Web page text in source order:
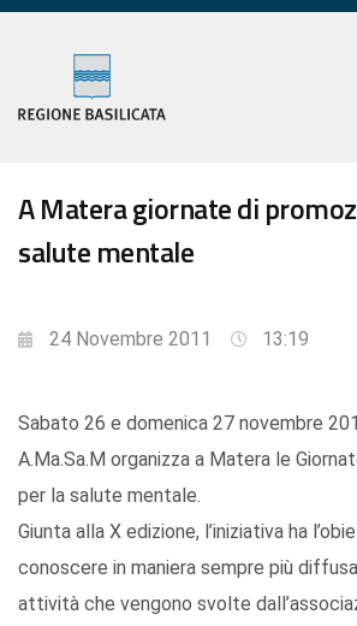
A Matera giornate di
salute mentale
24 Novembre 2011 13:19
Sabato 26 e domenica 27 novembre
A.Ma.Sa.M organizza a Matera le
per la salute mentale.
Giunta alla X edizione, l’iniziativa ha
conoscere in maniera sempre più
attività che vengono svolte